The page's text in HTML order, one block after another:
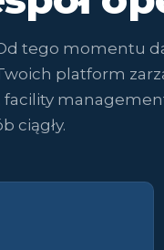
Od tego momentu
platform
ciągły.